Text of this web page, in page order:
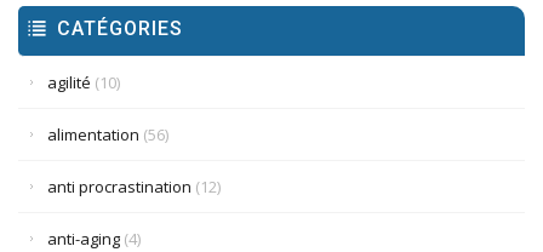
CATÉGORIES
agilité (10)
alimentation (56)
anti procrastination (12)
anti-aging (4)